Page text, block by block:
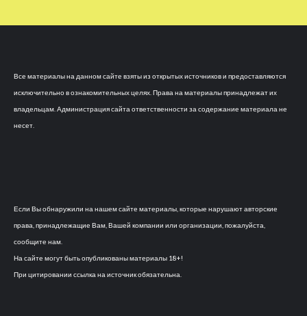
Все материалы на данном сайте взяты из открытых источников и предоставляются
исключительно в ознакомительных целях. Права на материалы принадлежат их
владельцам. Администрация сайта ответственности за содержание материала не
несет.
Если Вы обнаружили на нашем сайте материалы, которые нарушают авторские
права, принадлежащие Вам, Вашей компании или организации, пожалуйста,
сообщите нам.
На сайте могут быть опубликованы материалы 18+!
При цитировании ссылка на источник обязательна.